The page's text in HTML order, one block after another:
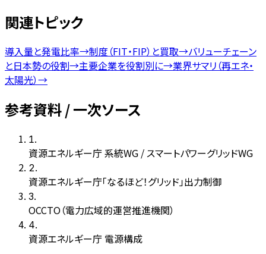
関連トピック
導入量と発電比率→制度（FIT・FIP）と買取→バリューチェーン
と日本勢の役割→主要企業を役割別に→業界サマリ（再エネ・
太陽光）→
参考資料 / 一次ソース
1.
資源エネルギー庁 系統WG / スマートパワーグリッドWG
2.
資源エネルギー庁「なるほど！グリッド」出力制御
3.
OCCTO（電力広域的運営推進機関）
4.
資源エネルギー庁 電源構成